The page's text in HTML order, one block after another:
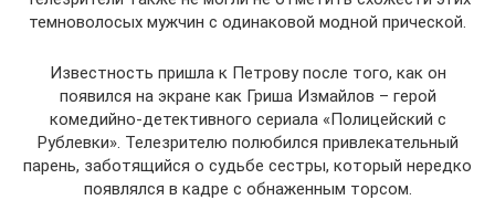
темноволосых мужчин с одинаковой модной прической.
Известность пришла к Петрову после того, как он
появился на экране как Гриша Измайлов – герой
комедийно-детективного сериала «Полицейский с
Рублевки». Телезрителю полюбился привлекательный
парень, заботящийся о судьбе сестры, который нередко
появлялся в кадре с обнаженным торсом.